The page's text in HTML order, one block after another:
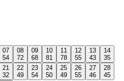
07
54
08
72
09
68
10
81
11
78
12
55
13
43
14
35
21
32
22
49
23
54
24
50
25
49
26
55
27
46
28
45